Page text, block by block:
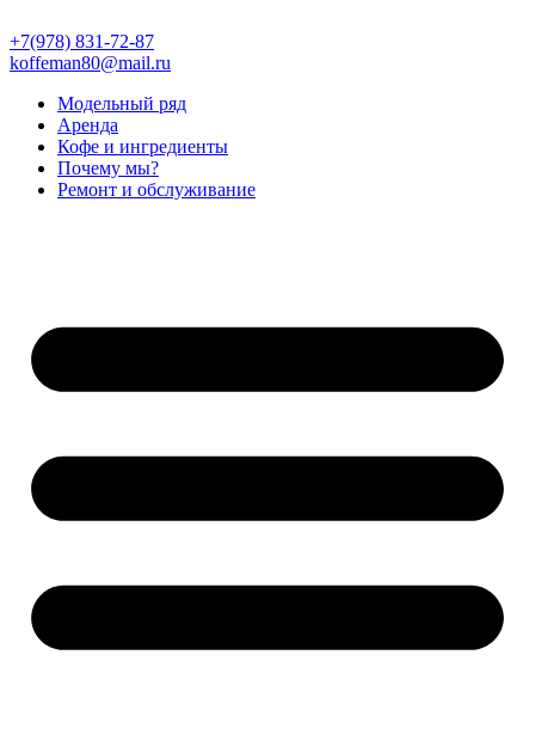
к
содержимому
+7(978) 831-72-87
koffeman80@mail.ru
Модельный ряд
Аренда
Кофе и ингредиенты
Почему мы?
Ремонт и обслуживание